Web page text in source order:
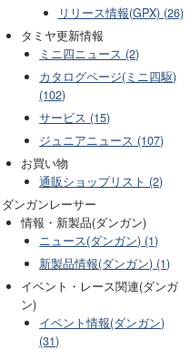
リリース情報(GPX) (26)
タミヤ更新情報
ミニ四ニュース (2)
カタログページ(ミニ四駆)
(102)
サービス (15)
ジュニアニュース (107)
お買い物
通販ショップリスト (2)
ダンガンレーサー
情報・新製品(ダンガン)
ニュース(ダンガン) (1)
新製品情報(ダンガン) (1)
イベント・レース関連(ダンガ
ン)
イベント情報(ダンガン)
(31)